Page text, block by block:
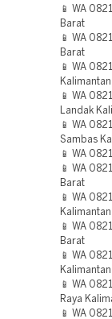
📱 WA
Barat
📱 WA
Barat
📱 WA
📱 WA
Landak
📱 WA
Sambas
📱 WA
📱 WA
Barat
📱 WA
📱 WA
Barat
📱 WA
📱 WA
Raya
📱 WA